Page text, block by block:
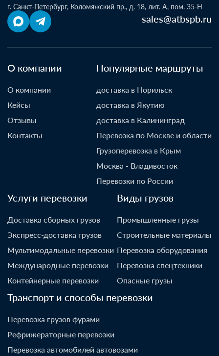
г. Санкт-Петербург, Коломяжский пр., д. 18, лит. А, пом. 35-Н
sales@atbspb.ru
О компании
О компании
Кейсы
Отзывы
Контакты
Популярные маршруты
доставка в Норильск
доставка в Якутию
доставка в Калининград
Перевозка по Москве и области
Грузоперевозка в Крым
Москва - Владивосток
Перевозки по России
Услуги перевозки
Доставка сборных грузов
Экспресс-доставка грузов
Мультимодальные перевозки
Международные перевозки
Контейнерные перевозки
Виды грузов
Промышленные грузы
Строительные материалы
Перевозка оборудования
Перевозка спецтехники
Опасные грузы
Транспорт и способы перевозки
Перевозка грузов фурами
Рефрижераторные перевозки
Перевозка автомобилей автовозами